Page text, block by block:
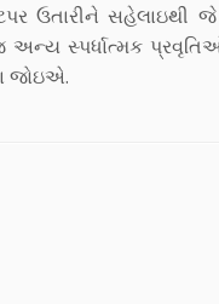
ઉતારીને
જ અન્ય સ્પર્ધાત્મક
જોઇએ.